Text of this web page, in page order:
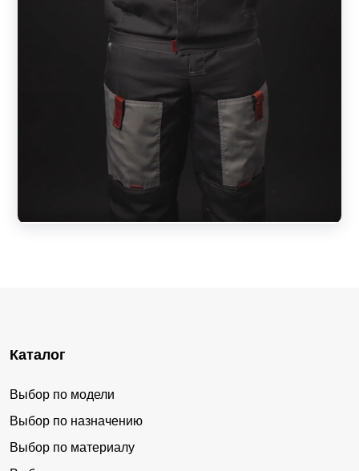
Каталог
Выбор по модели
Выбор по назначению
Выбор по материалу